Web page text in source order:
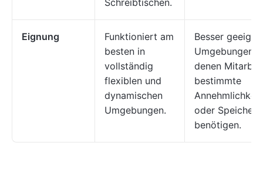
Schreibtischen.
Eignung
Funktioniert am
besten in
vollständig
flexiblen und
dynamischen
Umgebungen.
Besser
Umgebungen,
denen
bestimmte
oder
benötigen.